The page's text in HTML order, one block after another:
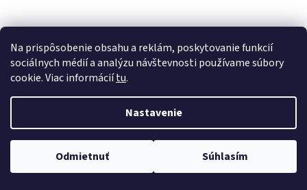
Na prispôsobenie obsahu a reklám, poskytovanie funkcií
sociálnych médií a analýzu návštevnosti používame súbory
cookie. Viac informáciítu.
Nastavenie
Odmietnuť Súhlasím
1. Predávajúci si vyhradzuje právo meniť a dopĺňať tieto
obchodné podmienky a reklamačné podmienky aj bez
predchádzajúceho upozornenia Kupujúceho. V prípade
zmeny obchodných podmienok alebo reklamačných
podmienok, sa riadi celý proces nákupu prostredníctvom
tých obchodných podmienok, ktoré boli platné v
podmienok je aj reklamačný poriadok.
3. Odoslaním objednávky Kupujúci si prečítal obchodné